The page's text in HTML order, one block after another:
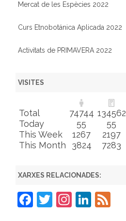
Mercat de les Espècies 2022
Curs Etnobotánica Aplicada 2022
Activitats de PRIMAVERA 2022
VISITES
Total 74744 134562
Today
55
55
This Week
1267
2197
This Month
3824 7283
XARXES RELACIONADES:
F T In Li F